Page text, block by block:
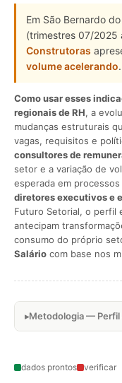
Em São Bernardo
(trimestres 07/
Construtoras
volume acelerando.
Como usar esses
regionais de RH, a
mudanças estruturais
vagas, requisitos e
consultores de
setor e a variação de
esperada em
diretores executivos e
Futuro Setorial, o perfil
antecipam
consumo do próprio
Salário com base nos
Metodologia — Perfil
dados prontos verificar